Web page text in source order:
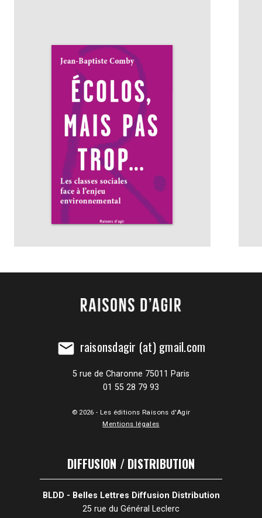
mail raisonsdagir (at) gmail.com
5 rue de Charonne 75011 Paris
01 55 28 79 93
© 2026 - Les éditions Raisons d'Agir
Mentions légales
DIFFUSION / DISTRIBUTION
BLDD - Belles Lettres Diffusion Distribution
25 rue du Général Leclerc